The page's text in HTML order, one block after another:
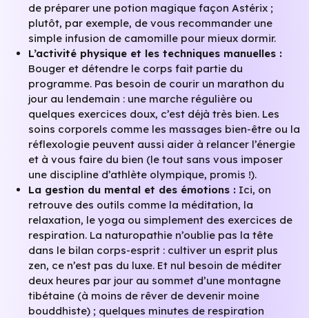
de préparer une potion magique façon Astérix ;
plutôt, par exemple, de vous recommander une
simple infusion de camomille pour mieux dormir.
L’activité physique et les techniques manuelles :
Bouger et détendre le corps fait partie du
programme. Pas besoin de courir un marathon du
jour au lendemain : une marche régulière ou
quelques exercices doux, c’est déjà très bien. Les
soins corporels comme les massages bien-être ou la
réflexologie peuvent aussi aider à relancer l’énergie
et à vous faire du bien (le tout sans vous imposer
une discipline d’athlète olympique, promis !).
La gestion du mental et des émotions : Ici, on
retrouve des outils comme la méditation, la
relaxation, le yoga ou simplement des exercices de
respiration. La naturopathie n’oublie pas la tête
dans le bilan corps-esprit : cultiver un esprit plus
zen, ce n’est pas du luxe. Et nul besoin de méditer
deux heures par jour au sommet d’une montagne
tibétaine (à moins de rêver de devenir moine
bouddhiste) ; quelques minutes de respiration